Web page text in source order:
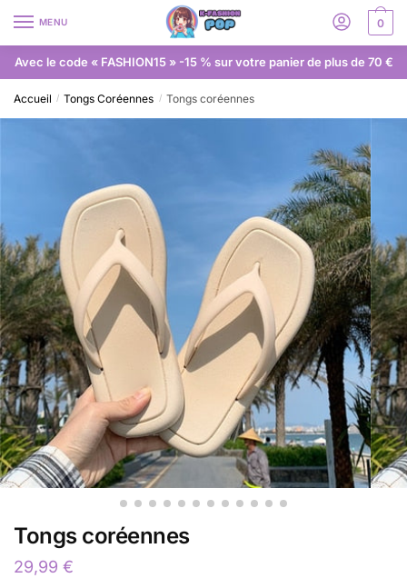
MENU 0
Avec le code « FASHION15 » -15 % sur votre panier de plus de 70 €
Accueil / Tongs Coréennes / Tongs coréennes
Tongs coréennes
29,99 €